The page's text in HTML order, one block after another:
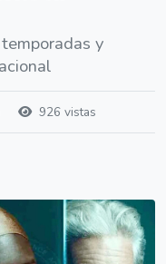
y
926 vistas